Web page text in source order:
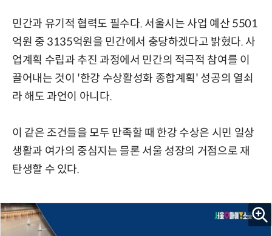
민간과 유기적 협력도 필수다. 서울시는 사업 예산 5501
억원 중 3135억원을 민간에서 충당하겠다고 밝혔다. 사
업계획 수립과 추진 과정에서 민간의 적극적 참여를 이
끌어내는 것이 '한강 수상활성화 종합계획' 성공의 열쇠
라 해도 과언이 아니다.
이 같은 조건들을 모두 만족할 때 한강 수상은 시민 일상
생활과 여가의 중심지는 믈론 서울 성장의 거점으로 재
탄생할 수 있다.